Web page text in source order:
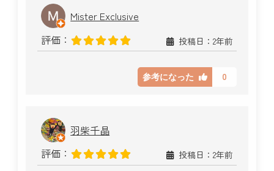
Mister Exclusive
評価：
投稿日：2年前
参考になった 0
羽柴千晶
評価：
投稿日：2年前